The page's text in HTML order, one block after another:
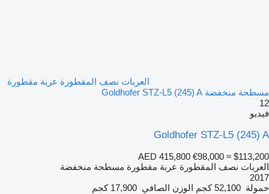
العربات نصف المقطورة عربة مقطورة
مسطحة منخفضة Goldhofer STZ-L5 (245) A
12
فيديو
Goldhofer STZ-L5 (245) A
AED 415,800 €98,000 ≈ $113,200
العربات نصف المقطورة عربة مقطورة مسطحة منخفضة
2017
حمولة 52,100 كجم الوزن الصافي 17,900 كجم